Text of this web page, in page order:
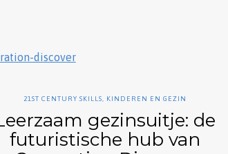
21ST CENTURY SKILLS, KINDEREN EN GEZIN
gezinsuitje: de
futuristische hub van